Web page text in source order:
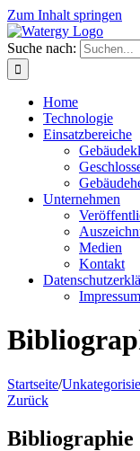
Zum Inhalt springen
Suche nach:
Home
Technologie
Einsatzbereiche
Unternehmen
Medien
Kontakt
Impressum
Startseite/
Zurück
Bibliographie